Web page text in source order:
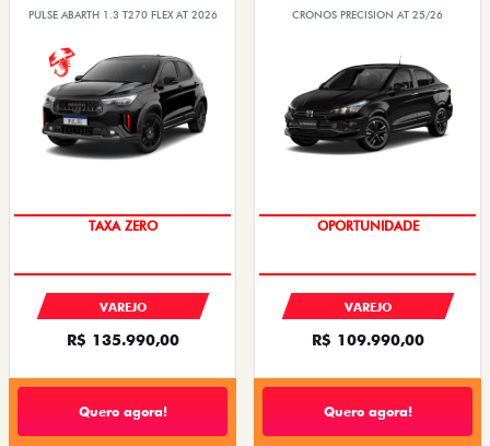
PULSE ABARTH 1.3 T270 FLEX AT 2026
TAXA ZERO
VAREJO
R$ 135.990,00
Quero agora!
CRONOS PRECISION AT 25/26
OPORTUNIDADE
VAREJO
R$ 109.990,00
Quero agora!